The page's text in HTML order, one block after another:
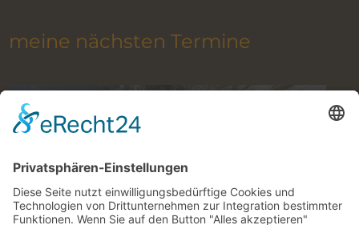
meine nächsten Termine
Klettern im Gesäuse mit Bergführer
9. August 2026 to 27. Oktober 2026